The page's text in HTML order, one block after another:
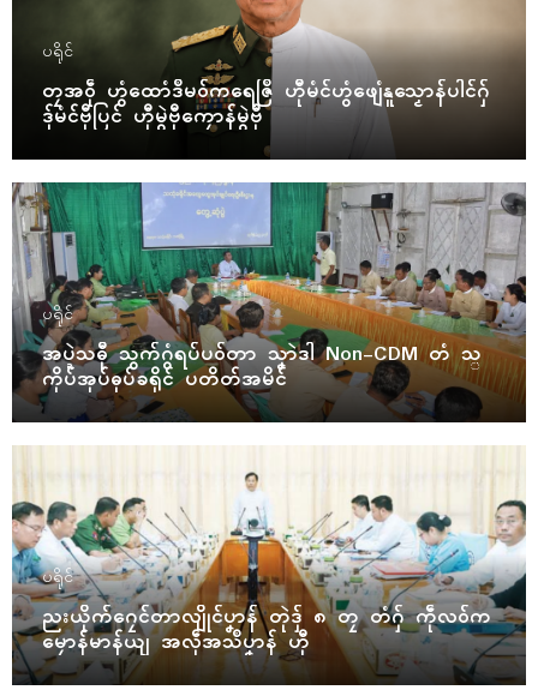
ပရိုၚ်
တၠအဝဵု ဟွံထောံဒဳမဝ်ကရေဇြဳ ဟီုမံၚ်ဟွံဖျေံနူသၟောန်ပါၚ်ဂှ်
ဒှ်မံၚ်ဗီုပြၚ် ဟီုမွဲဗီုကၠောန်မွဲဗီု
ပရိုၚ်
အပ္ဍဲသဓီု သွက်ဂွံရပ်ပဝ်တာ သၞာဲဒါ Non-CDM တံ သ္
ကိုပ်အုပ်ဓုပ်ခရိုၚ် ပတိတ်အမိၚ်
ပရိုၚ်
ညးယိုက်ဂၠေၚ်တာလျိုၚ်ပၞာန် တုဲဒှ် ၈ တၠ တံဂှ် ကဵုလဝ်က
မၠောန်မာန်ယျ အလဵုအသဳပၞာန် ဟီု